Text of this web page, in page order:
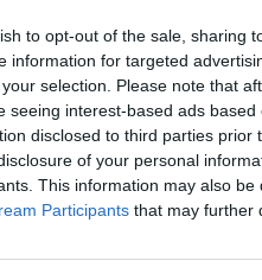
to opt-out of the sale, sharing
information for targeted
selection. Please note that
seeing interest-based ads
disclosed to third parties
of your personal
This information may also
Participants that may further
fortsetter å klatre på